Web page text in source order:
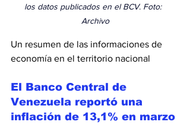
los datos publicados en el BCV. Foto:
Archivo
Un resumen de las informaciones de
economía en el territorio nacional
El Banco Central de
Venezuela reportó una
inflación de 13,1% en marzo